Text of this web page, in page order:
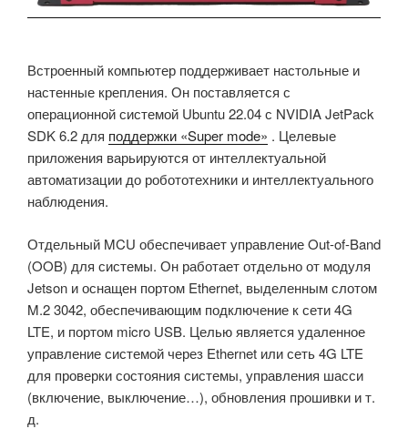
Встроенный компьютер поддерживает настольные и
настенные крепления. Он поставляется с
операционной системой Ubuntu 22.04 с NVIDIA JetPack
SDK 6.2 для поддержки «Super mode» . Целевые
приложения варьируются от интеллектуальной
автоматизации до робототехники и интеллектуального
наблюдения.
Отдельный MCU обеспечивает управление Out-of-Band
(OOB) для системы. Он работает отдельно от модуля
Jetson и оснащен портом Ethernet, выделенным слотом
M.2 3042, обеспечивающим подключение к сети 4G
LTE, и портом micro USB. Целью является удаленное
управление системой через Ethernet или сеть 4G LTE
для проверки состояния системы, управления шасси
(включение, выключение…), обновления прошивки и т.
д.